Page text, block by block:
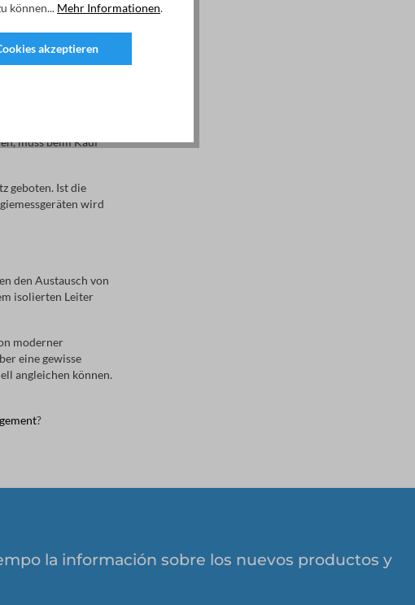
Sekundärkreis
wurde, kann
ist zu
muss beim Kauf
geboten. Ist die
wird
den Austausch von
isolierten Leiter
moderner
eine gewisse
angleichen können.
?
la información sobre los nuevos productos y
können... Mehr Informationen.
akzeptieren